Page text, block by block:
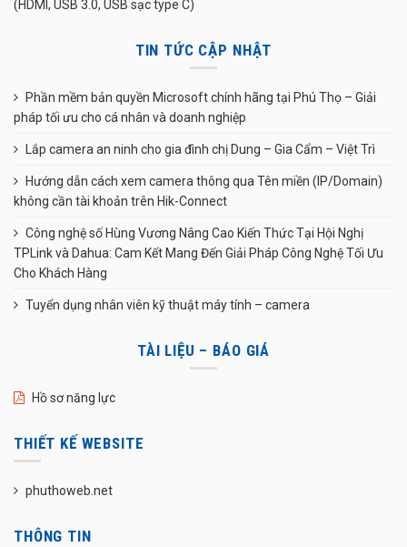
(HDMI, USB 3.0, USB sạc type C)
TIN TỨC CẬP NHẬT
Phần mềm bản quyền Microsoft chính hãng tại Phú Thọ – Giải
pháp tối ưu cho cá nhân và doanh nghiệp
Lắp camera an ninh cho gia đình chị Dung – Gia Cẩm – Việt Trì
Hướng dẫn cách xem camera thông qua Tên miền (IP/Domain)
không cần tài khoản trên Hik-Connect
Công nghệ số Hùng Vương Nâng Cao Kiến Thức Tại Hội Nghị
TPLink và Dahua: Cam Kết Mang Đến Giải Pháp Công Nghệ Tối Ưu
Cho Khách Hàng
Tuyển dụng nhân viên kỹ thuật máy tính – camera
TÀI LIỆU – BÁO GIÁ
Hồ sơ năng lực
THIẾT KẾ WEBSITE
phuthoweb.net
THÔNG TIN